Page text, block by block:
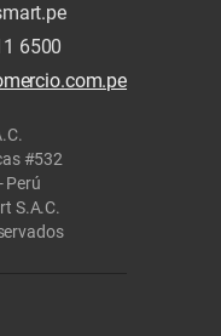
6500
#532
Perú
S.A.C.